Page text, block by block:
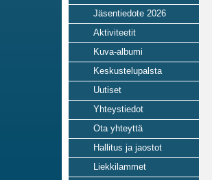
Jäsentiedote 2026
Aktiviteetit
Kuva-albumi
Keskustelupalsta
Uutiset
Yhteystiedot
Ota yhteyttä
Hallitus ja jaostot
Liekkilammet